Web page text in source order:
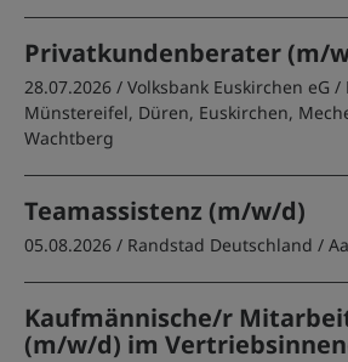
Privatkundenberater (m/
28.07.2026 / Volksbank Euskirchen eG /
Münstereifel, Düren, Euskirchen,
Wachtberg
Teamassistenz (m/w/d)
05.08.2026 / Randstad Deutschland /
Kaufmännische/r
(m/w/d) im